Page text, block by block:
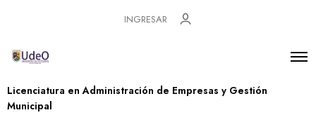
INGRESAR
Licenciatura en Administración de Empresas y Gestión
Municipal